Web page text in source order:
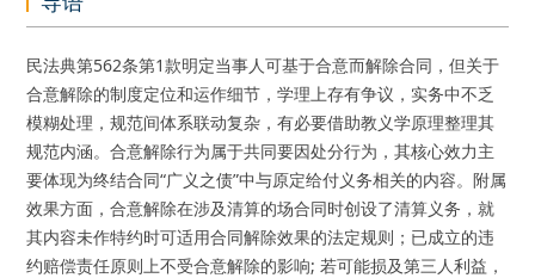
民法典第562条第1款明定当事人可基于合意而解除合同，但关于
合意解除的制度定位和运作细节，学理上存有争议，实务中不乏
模糊处理，规范间体系联动复杂，有必要借助教义学原理整理其
规范内涵。合意解除行为属于共同要因处分行为，其核心效力主
要体现为终结合同“广义之债”中与原定给付义务相关的内容。附属
效果方面，合意解除在涉及清算的场合同时创设了清算义务，就
其内容未作特约时可适用合同解除效果的法定规则；已成立的违
约赔偿责任原则上不受合意解除的影响; 若可能损及第三人利益，